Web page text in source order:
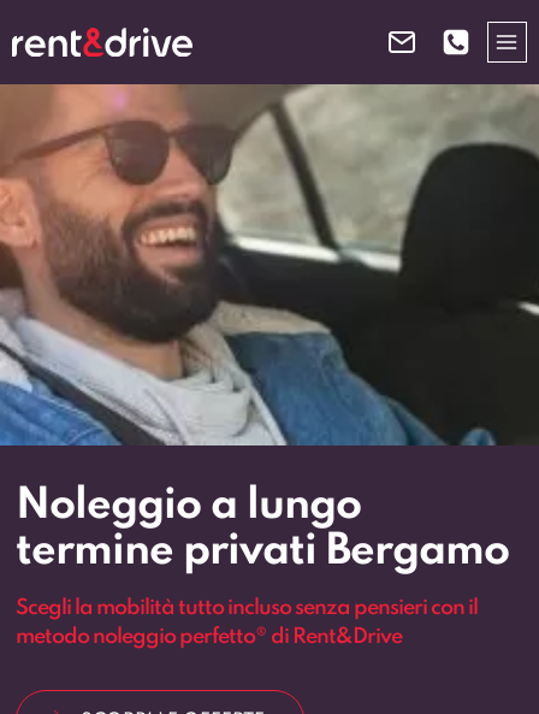
al
contenuto
Noleggio a lungo
termine privati Bergamo
Scegli la mobilità tutto incluso senza pensieri con il
metodo noleggio perfetto® di Rent&Drive